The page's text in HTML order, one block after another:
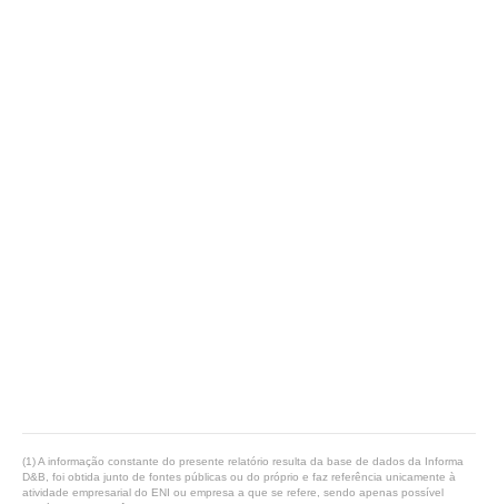
(1) A informação constante do presente relatório resulta da base de dados da Informa
D&B, foi obtida junto de fontes públicas ou do próprio e faz referência unicamente à
atividade empresarial do ENI ou empresa a que se refere, sendo apenas possível